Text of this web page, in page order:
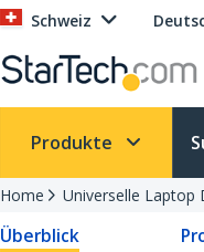
Schweiz
Produkte
Home Universelle Laptop
Überblick